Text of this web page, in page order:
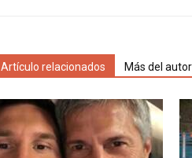
Artículo relacionados Más del autor